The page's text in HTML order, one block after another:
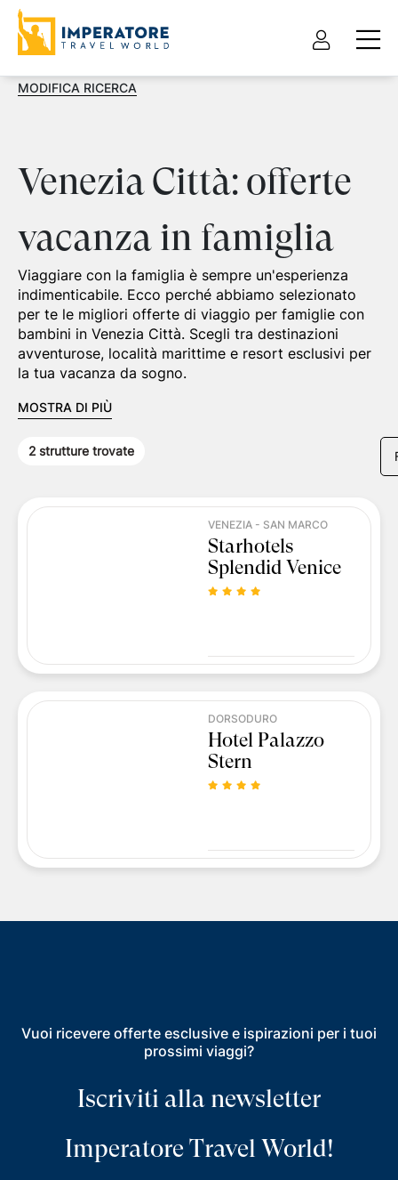
MODIFICA RICERCA
Venezia Città: offerte
vacanza in famiglia
Viaggiare con la famiglia è sempre un'esperienza
indimenticabile. Ecco perché abbiamo selezionato
per te le migliori offerte di viaggio per famiglie con
bambini in Venezia Città. Scegli tra destinazioni
avventurose, località marittime e resort esclusivi per
la tua vacanza da sogno.
MOSTRA DI PIÙ
2 strutture trovate
VENEZIA - SAN MARCO
Starhotels
Splendid Venice
DORSODURO
Hotel Palazzo
Stern
Vuoi ricevere offerte esclusive e ispirazioni per i tuoi
prossimi viaggi?
Iscriviti alla newsletter
Imperatore Travel World!